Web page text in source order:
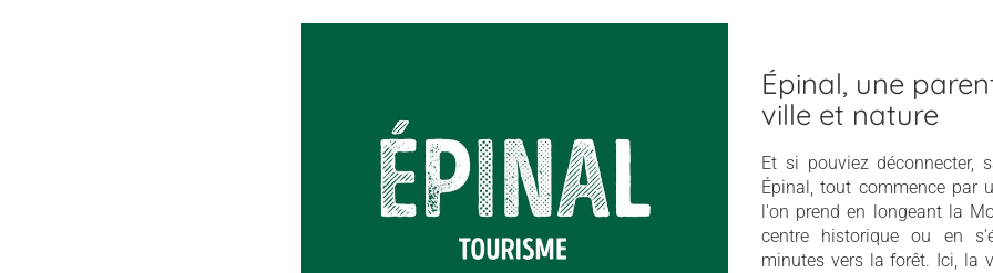
Épinal, une
ville et nature
Et si pouviez déconnecter,
Épinal, tout commence par
l'on prend en longeant la
centre historique ou en
minutes vers la forêt. Ici, la